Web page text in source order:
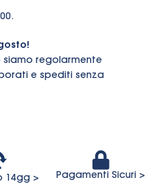
siamo regolarmente
e spediti senza
14gg > Pagamenti Sicuri >